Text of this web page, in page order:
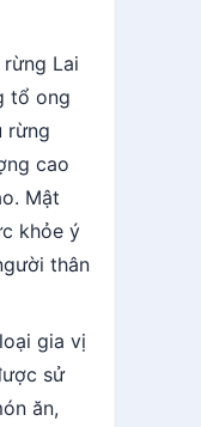
Lai
tổ ong
rừng
cao
Mật
khỏe ý
thân
gia vị
sử
ăn,